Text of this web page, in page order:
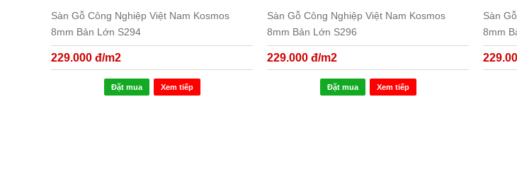
Sàn Gỗ Công Nghiệp Việt Nam Kosmos
8mm Bản Lớn S294
229.000 đ/m2
Đặt mua Xem tiếp
Sàn Gỗ Công Nghiệp Việt Nam Kosmos
8mm Bản Lớn S296
229.000 đ/m2
Đặt mua Xem tiếp
Sàn
8mm